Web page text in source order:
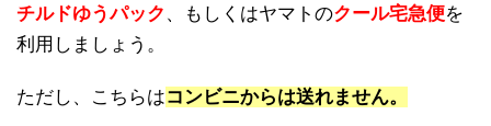
チルドゆうパック 、もしくはヤマトのクール宅急便を
利用しましょう。
ただし、こちらはコンビニからは送れません。